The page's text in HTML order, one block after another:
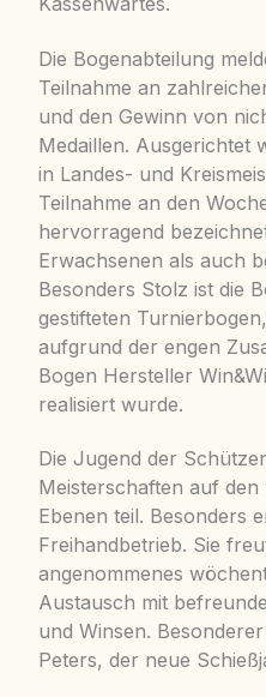
Die Bogenabteilung
Teilnahme an
und den Gewinn von
Medaillen. Ausgerichtet
in Landes- und
Teilnahme an den
hervorragend
Erwachsenen als auch
Besonders Stolz ist die
gestifteten
aufgrund der engen
Bogen Hersteller
realisiert wurde.
Die Jugend der
Meisterschaften auf den
Ebenen teil. Besonders
Freihandbetrieb. Sie
angenommenes
Austausch mit
und Winsen.
Peters, der neue